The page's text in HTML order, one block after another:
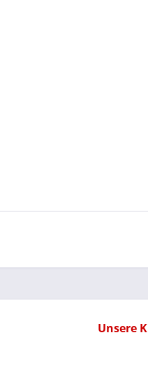
Unsere